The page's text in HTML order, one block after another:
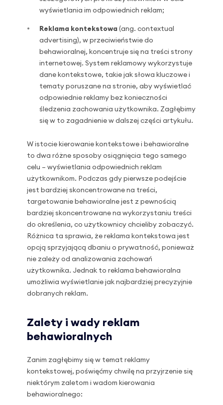
wyświetlania im odpowiednich reklam;
Reklama kontekstowa (ang. contextual
advertising), w przeciwieństwie do
behawioralnej, koncentruje się na treści strony
internetowej. System reklamowy wykorzystuje
dane kontekstowe, takie jak słowa kluczowe i
tematy poruszane na stronie, aby wyświetlać
odpowiednie reklamy bez konieczności
śledzenia zachowania użytkownika. Zagłębimy
się w to zagadnienie w dalszej części artykułu.
W istocie kierowanie kontekstowe i behawioralne
to dwa różne sposoby osiągnięcia tego samego
celu – wyświetlania odpowiednich reklam
użytkownikom. Podczas gdy pierwsze podejście
jest bardziej skoncentrowane na treści,
targetowanie behawioralne jest z pewnością
bardziej skoncentrowane na wykorzystaniu treści
do określenia, co użytkownicy chcieliby zobaczyć.
Różnica ta sprawia, że reklama kontekstowa jest
opcją sprzyjającą dbaniu o prywatność, ponieważ
nie zależy od analizowania zachowań
użytkownika. Jednak to reklama behawioralna
umożliwia wyświetlanie jak najbardziej precyzyjnie
dobranych reklam.
Zalety i wady reklam
behawioralnych
Zanim zagłębimy się w temat reklamy
kontekstowej, poświęćmy chwilę na przyjrzenie się
niektórym zaletom i wadom kierowania
behawioralnego: